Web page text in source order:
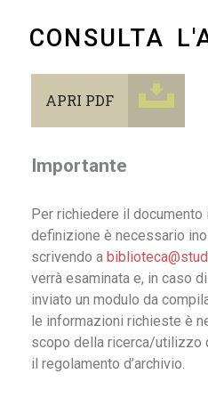
CONSULTA
APRI PDF
Importante
Per richiedere il documento
definizione è necessario
scrivendo a
verrà esaminata e, in caso
inviato un modulo da
le informazioni richieste è
scopo della ricerca/utilizzo
il regolamento d’archivio.